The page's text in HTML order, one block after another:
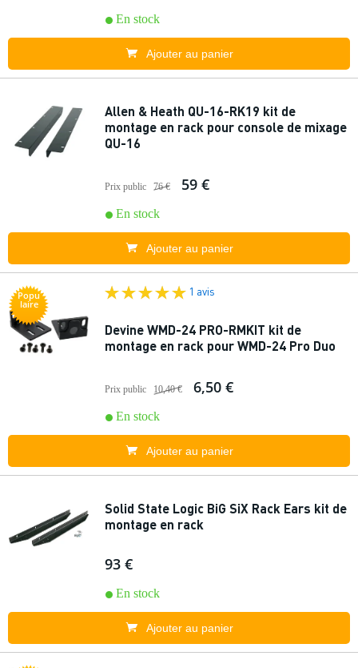
En stock
Ajouter au panier
Allen & Heath QU-16-RK19 kit de
montage en rack pour console de mixage
QU-16
Prix public 76 € 59 €
En stock
Ajouter au panier
Popu
laire
1 avis
Devine WMD-24 PRO-RMKIT kit de
montage en rack pour WMD-24 Pro Duo
Prix public 10,40 € 6,50 €
En stock
Ajouter au panier
Solid State Logic BiG SiX Rack Ears kit de
montage en rack
93 €
En stock
Ajouter au panier